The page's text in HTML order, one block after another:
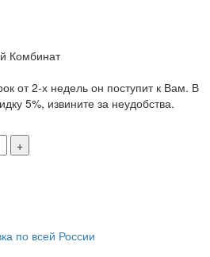
Комбинат
от 2-х недель он поступит к Вам. В
5%, извините за неудобства.
+
по всей России